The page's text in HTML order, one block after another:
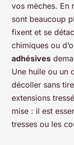
vos mèches. En
sont beaucoup
fixent et se
chimiques ou
adhésives
Une huile ou un
décoller sans
extensions
mise : il est
tresses ou les